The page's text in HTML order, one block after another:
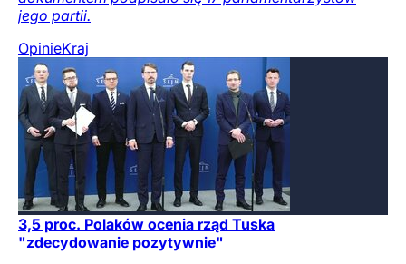
jego partii.
OpinieKraj
3,5 proc. Polaków ocenia rząd Tuska
"zdecydowanie pozytywnie"